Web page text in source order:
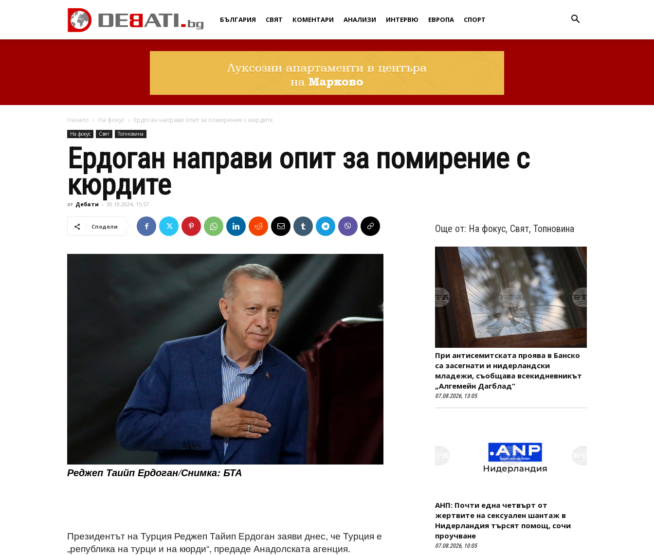
Дебати
БЪЛГАРИЯ СВЯТ КОМЕНТАРИ АНАЛИЗИ ИНТЕРВЮ ЕВРОПА СПОРТ
Начало На фокус Ердоган направи опит за помирение с кюрдите
На фокус Свят Топновина
Ердоган направи опит за помирение с
кюрдите
от Дебати - 30.10.2024, 15:57
Сподели
Реджеп Таийп Ердоган/Снимка: БТА
Президентът на Турция Реджеп Тайип Ердоган заяви днес, че Турция е
„република на турци и на кюрди“, предаде Анадолската агенция.
Още от: На фокус, Свят, Топновина
При антисемитската проява в Банско
са засегнати и нидерландски
младежи, съобщава всекидневникът
„Алгемейн Дагблад“
07.08.2026, 13:05
АНП: Почти една четвърт от
жертвите на сексуален шантаж в
Нидерландия търсят помощ, сочи
проучване
07.08.2026, 10:05